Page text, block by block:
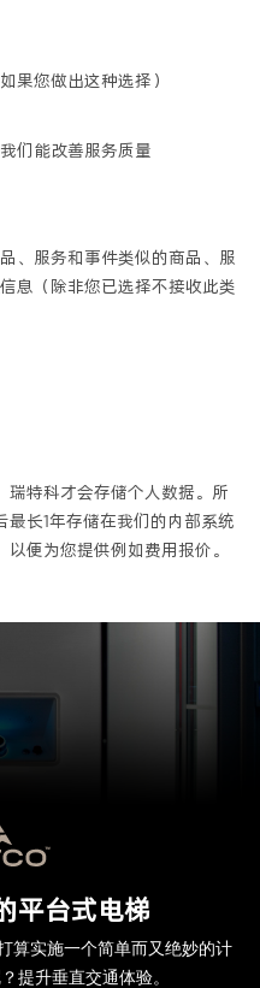
果您做出这种选择）
们能改善服务质量
、服务和事件类似的商品、服
息（除非您已选择不接收此类
瑞特科才会存储个人数据。所
长1年存储在我们的内部系统
便为您提供例如费用报价。
平台式电梯
算实施一个简单而又绝妙的计
提升垂直交通体验。